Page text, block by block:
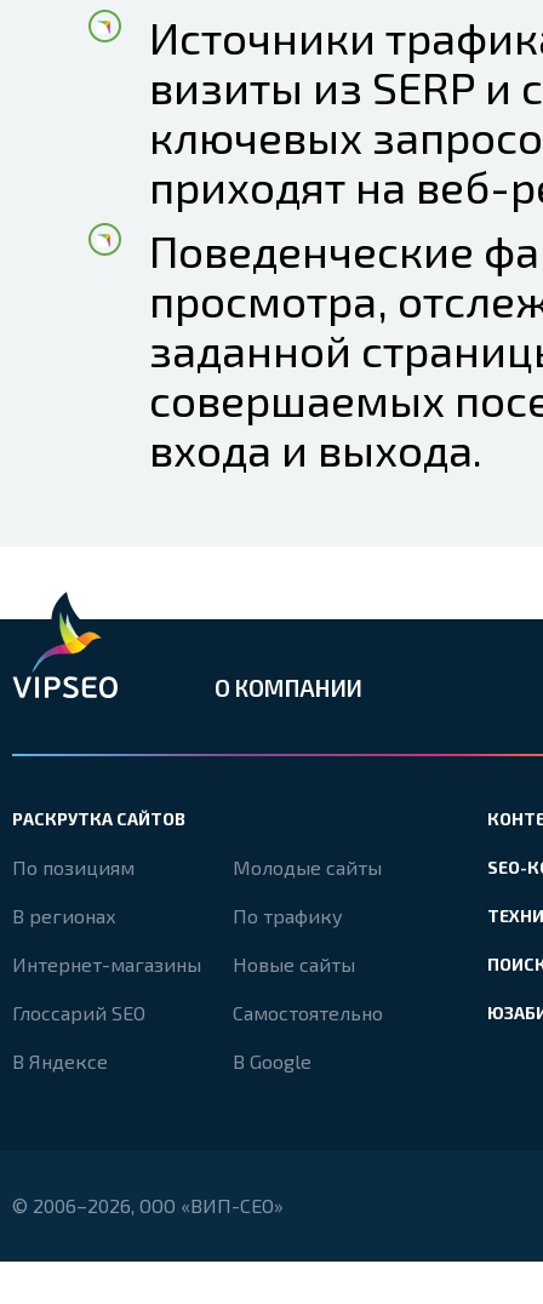
Источники
визиты из SERP и
ключевых
приходят на веб-
Поведенческие
просмотра,
заданной
совершаемых
входа и выхода.
О КОМПАНИИ
РАСКРУТКА САЙТОВ
По позициям Молодые сайты
В регионах По трафику
Интернет-магазины Новые сайты
Глоссарий SEO Самостоятельно
В Яндексе В Google
SEO-
© 2006–2026, ООО «ВИП-СЕО»